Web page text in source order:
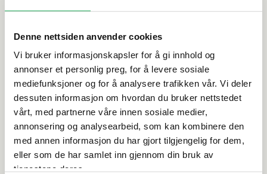
Denne nettsiden anvender cookies
Vi bruker informasjonskapsler for å gi innhold og
annonser et personlig preg, for å levere sosiale
mediefunksjoner og for å analysere trafikken vår. Vi deler
dessuten informasjon om hvordan du bruker nettstedet
vårt, med partnerne våre innen sosiale medier,
annonsering og analysearbeid, som kan kombinere den
med annen informasjon du har gjort tilgjengelig for dem,
eller som de har samlet inn gjennom din bruk av
tjenestene deres.
HELIX STRIPE 200
Dørhåndtak, Antikk
bronse
Karakter: 4.5 av 5 mulige
BESLAG DESIGN +3 farger
HELIX 200
Dørhåndtak, Sort
matt
Karakter: 5.0 av 5 mulige
BESLAG DESIGN +3 farger